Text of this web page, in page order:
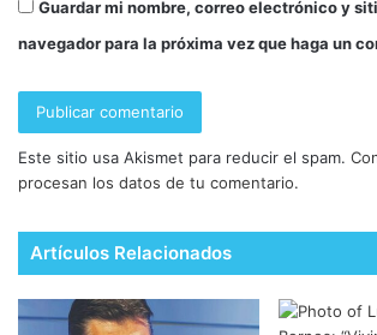
Guardar mi nombre, correo electrónico y
navegador para la próxima vez que haga un
Este sitio usa Akismet para reducir el spam.
procesan los datos de tu comentario.
Artículos Relacionados